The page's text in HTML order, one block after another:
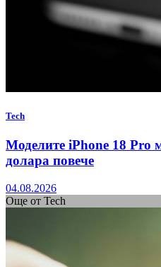
Tech
Моделите iPhone 18 Pro
долара повече
04.08.2026
Още от Tech